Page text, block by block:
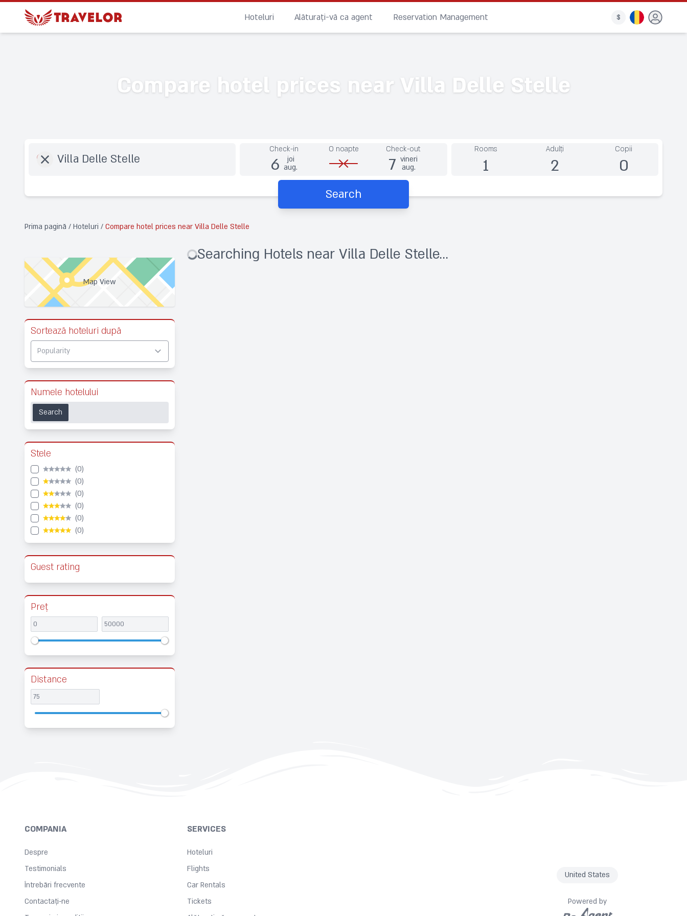
Hoteluri Alăturați-vă ca agent Reservation Management $
Compare hotel prices near Villa Delle Stelle
Check-in
6
joi
aug.
O noapte Check-out
7 vineri
aug.
Rooms
1
Adulți
2
Copii
0
Search
Prima pagină / Hoteluri / Compare hotel prices near Villa Delle Stelle
Map View
Sortează hoteluri după
Numele hotelului
Search
Stele
★★★★★ (0)
★★★★★ (0)
★★★★★ (0)
★★★★★ (0)
★★★★★ (0)
★★★★★ (0)
Guest rating
Preț
Distance
Searching Hotels near Villa Delle Stelle...
COMPANIA
Despre
Testimonials
Întrebări frecvente
Contactați-ne
SERVICES
Hoteluri
Flights
Car Rentals
Tickets
United States
Powered by